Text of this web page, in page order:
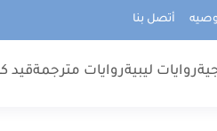
أتصل بنا
روايات ليبيةروايات مترجمةقيد